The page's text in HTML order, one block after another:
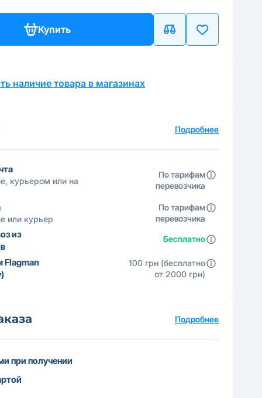
Купить
наличие товара в магазинах
Подробнее
курьером или на
По тарифам
перевозчика
или курьер
По тарифам
перевозчика
из
Бесплатно
Flagman
100 грн (бесплатно
от 2000 грн)
Подробнее
при получении